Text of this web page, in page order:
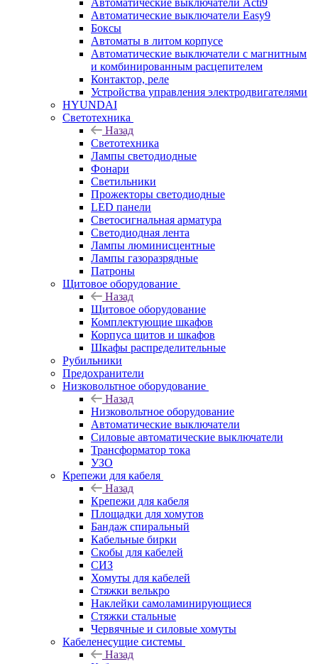
Автоматические выключатели Acti9
Автоматические выключатели Easy9
Боксы
Автоматы в литом корпусе
Автоматические выключатели с магнитным
и комбинированным расцепителем
Контактор, реле
Устройства управления электродвигателями
HYUNDAI
Светотехника
Назад
Светотехника
Лампы светодиодные
Фонари
Светильники
Прожекторы светодиодные
LED панели
Светосигнальная арматура
Светодиодная лента
Лампы люминисцентные
Лампы газоразрядные
Патроны
Щитовое оборудование
Назад
Щитовое оборудование
Комплектующие шкафов
Корпуса щитов и шкафов
Шкафы распределительные
Рубильники
Предохранители
Низковольтное оборудование
Назад
Низковольтное оборудование
Автоматические выключатели
Силовые автоматические выключатели
Трансформатор тока
УЗО
Крепежи для кабеля
Назад
Крепежи для кабеля
Площадки для хомутов
Бандаж спиральный
Кабельные бирки
Cкобы для кабелей
СИЗ
Хомуты для кабелей
Стяжки велькро
Наклейки самоламинирующиеся
Стяжки стальные
Червячные и силовые хомуты
Кабеленесущие системы
Назад